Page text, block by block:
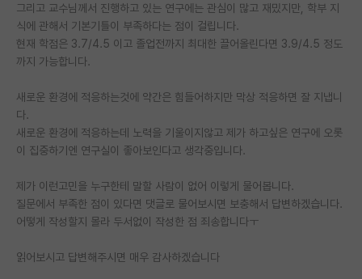
학술 정보 게시판
홍보 게시판
유학교육
이벤트
반도체 아카데미
재팬라운지 🌸
그리고 교수님께서 진행하고 있는 연구에는 관심이 많고 재밌지만, 학부 지
식에 관해서 기본기틀이 부족하다는 점이 걸립니다.
현재 학점은 3.7/4.5 이고 졸업전까지 최대한 끌어올린다면 3.9/4.5 정도
까지 가능합니다.
새로운 환경에 적응하는것에 약간은 힘들어하지만 막상 적응하면 잘 지냅니
다.
새로운 환경에 적응하는데 노력을 기울이지않고 제가 하고싶은 연구에 오롯
이 집중하기엔 연구실이 좋아보인다고 생각중입니다.
제가 이런고민을 누구한테 말할 사람이 없어 이렇게 물어봅니다.
질문에서 부족한 점이 있다면 댓글로 물어보시면 보충해서 답변하겠습니다.
어떻게 작성할지 몰라 두서없이 작성한 점 죄송합니다ㅜ
읽어보시고 답변해주시면 매우 감사하겠습니다